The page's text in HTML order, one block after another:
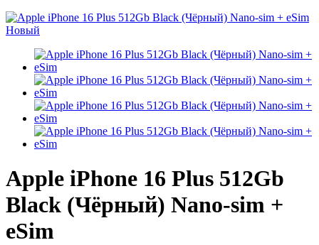
Новый
Apple iPhone 16 Plus 512Gb
Black (Чёрный) Nano-sim +
eSim